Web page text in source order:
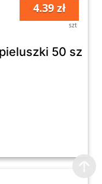
4.39 zł
szt
50 sztuk